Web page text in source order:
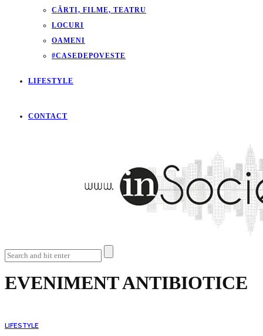
CĂRTI, FILME, TEATRU
LOCURI
OAMENI
#CASEDEPOVESTE
LIFESTYLE
CONTACT
EVENIMENT ANTIBIOTICE
LIFESTYLE